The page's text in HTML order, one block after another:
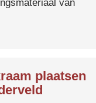
van
plaatsen